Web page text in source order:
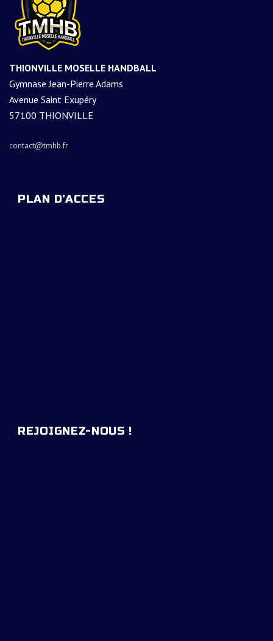
THIONVILLE MOSELLE HANDBALL
Gymnase Jean-Pierre Adams
Avenue Saint Exupéry
57100 THIONVILLE
contact@tmhb.fr
PLAN D’ACCES
REJOIGNEZ-NOUS !